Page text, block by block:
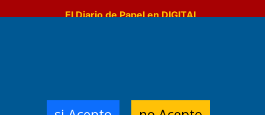
El Diario de Papel en DIGITAL